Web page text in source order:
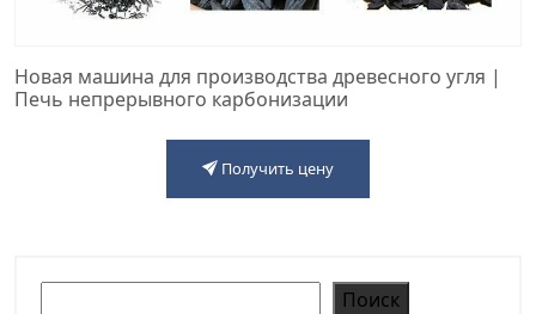
Поиск
Новая машина для производства древесного угля |
Печь непрерывного карбонизации
Получить цену